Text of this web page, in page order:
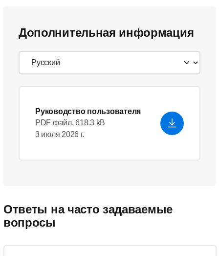
Дополнительная информация
Руководство пользователя
PDF файл, 618.3 kB
3 июля 2026 г.
Ответы на часто задаваемые
вопросы